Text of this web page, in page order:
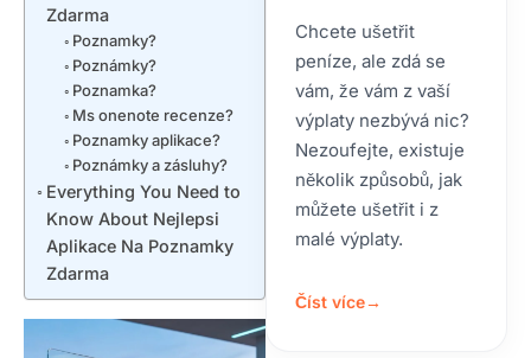
Zdarma
Poznamky?
Poznámky?
Poznamka?
Ms onenote recenze?
Poznamky aplikace?
Poznámky a zásluhy?
Everything You Need to
Know About Nejlepsi
Aplikace Na Poznamky
Zdarma
Chcete ušetřit
peníze, ale zdá se
vám, že vám z vaší
výplaty nezbývá nic?
Nezoufejte, existuje
několik způsobů, jak
můžete ušetřit i z
malé výplaty.
Číst více→